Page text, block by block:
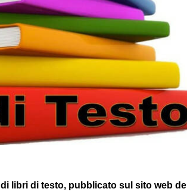
libri di testo, pubblicato sul sito web del